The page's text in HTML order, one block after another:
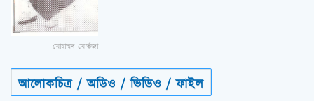
মোহাম্মদ মোর্তজা
আলোকচিত্র / অডিও / ভিডিও / ফাইল